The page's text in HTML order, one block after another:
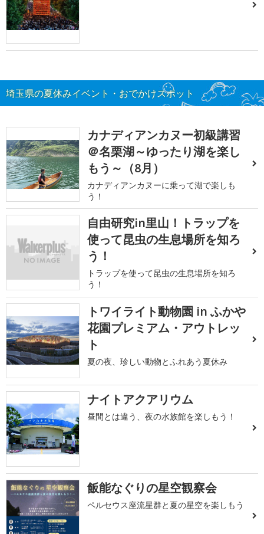
埼玉県の夏休みイベント・おでかけスポット
カナディアンカヌー初級講習
＠名栗湖～ゆったり湖を楽し
もう～（8月）
カナディアンカヌーに乗って湖で楽しも
う！
自由研究in里山！トラップを
使って昆虫の生息場所を知ろ
う！
トラップを使って昆虫の生息場所を知ろ
う！
トワイライト動物園 in ふかや
花園プレミアム・アウトレッ
ト
夏の夜、珍しい動物とふれあう夏休み
ナイトアクアリウム
昼間とは違う、夜の水族館を楽しもう！
飯能なぐりの星空観察会
ペルセウス座流星群と夏の星空を楽しもう